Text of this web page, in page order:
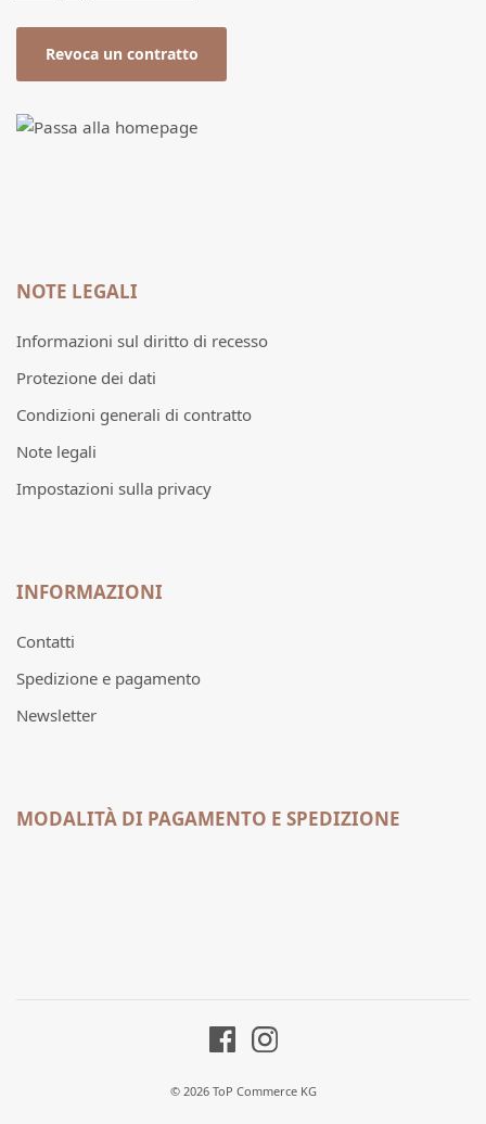
Revoca un contratto
NOTE LEGALI
Informazioni sul diritto di recesso
Protezione dei dati
Condizioni generali di contratto
Note legali
Impostazioni sulla privacy
INFORMAZIONI
Contatti
Spedizione e pagamento
Newsletter
MODALITÀ DI PAGAMENTO E SPEDIZIONE
© 2026 ToP Commerce KG